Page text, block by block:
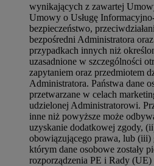
wynikających z zawartej
Umowy o Usługę
bezpieczeństwo,
bezpośredni Administratora
przypadkach innych niż
uzasadnione w szczególności
zapytaniem oraz przedmiotem
Administratora. Państwa dane
przetwarzane w celach
udzielonej Administratorowi.
inne niż powyższe może
uzyskanie dodatkowej zgody,
obowiązującego prawa, lub (iii)
którym dane osobowe zostały
rozporządzenia PE i Rady